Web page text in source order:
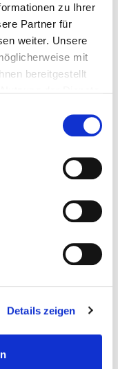
zu Ihrer
Partner für
weiter. Unsere
mit
bereitgestellt
Details zeigen